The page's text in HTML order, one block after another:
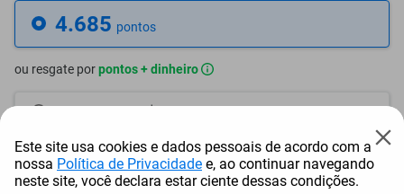
4.685 pontos
ou resgate porpontos + dinheiro
4.217 + R$ 21,53
3.983 pontos + R$ 32,29
3.748 pontos + R$ 43,10
Este site usa cookies e dados pessoais de acordo com a
nossa Política de Privacidade e, ao continuar navegando
neste site, você declara estar ciente dessas condições.